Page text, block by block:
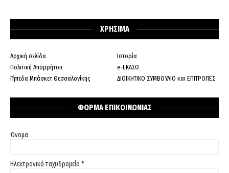
ΧΡΗΣΙΜΑ
Αρχική σελίδα
Ιστορία
Πολιτική Απορρήτου
e-ΕΚΑΣΘ
Γήπεδα Μπάσκετ Θεσσαλονίκης
ΔΙΟΙΚΗΤΙΚΟ ΣΥΜΒΟΥΛΙΟ και ΕΠΙΤΡΟΠΕΣ
ΦΟΡΜΑ ΕΠΙΚΟΙΝΩΝΙΑΣ
Όνομα
Ηλεκτρονικό ταχυδρομείο *